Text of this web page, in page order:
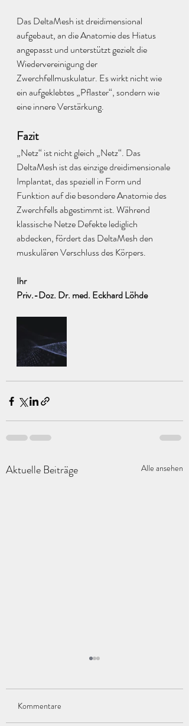
Das DeltaMesh ist dreidimensional
aufgebaut, an die Anatomie des Hiatus
angepasst und unterstützt gezielt die
Wiedervereinigung der
Zwerchfellmuskulatur. Es wirkt nicht wie
ein aufgeklebtes „Pflaster“, sondern wie
eine innere Verstärkung.
Fazit
„Netz“ ist nicht gleich „Netz“. Das
DeltaMesh ist das einzige dreidimensionale
Implantat, das speziell in Form und
Funktion auf die besondere Anatomie des
Zwerchfells abgestimmt ist. Während
klassische Netze Defekte lediglich
abdecken, fördert das DeltaMesh den
muskulären Verschluss des Körpers.
Ihr
Priv.-Doz. Dr. med. Eckhard Löhde
Aktuelle Beiträge Alle ansehen
Kommentare